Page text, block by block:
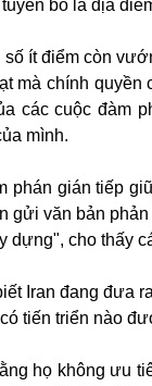
bố là địa
số ít điểm còn
mà chính
các cuộc đàm
mình.
phán gián tiếp
gửi văn bản
dựng", cho thấy
Iran đang đưa
tiến triển nào
họ không ưu